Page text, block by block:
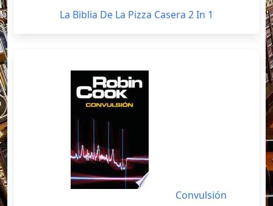
La Biblia De La Pizza Casera 2 In 1
Convulsión